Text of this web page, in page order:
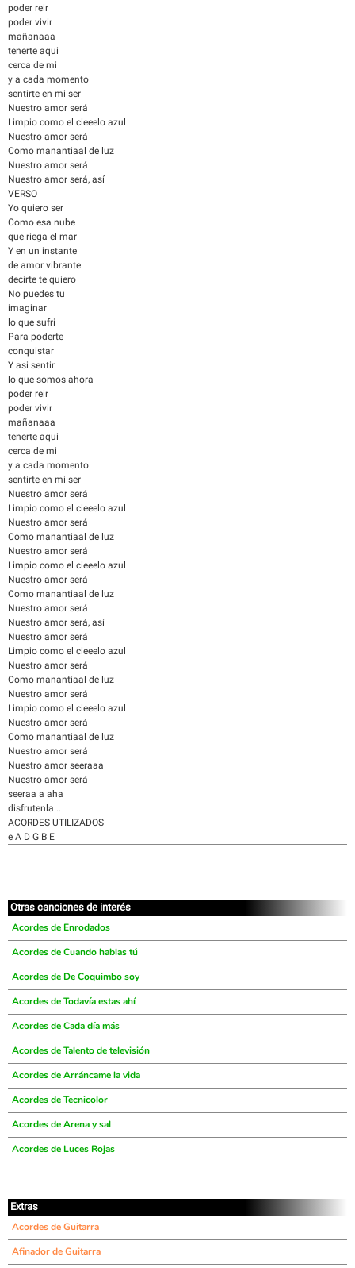
poder reir
poder vivir
mañanaaa
tenerte aqui
cerca de mi
y a cada momento
sentirte en mi ser
Nuestro amor será
Limpio como el cieeelo azul
Nuestro amor será
Como manantiaal de luz
Nuestro amor será
Nuestro amor será, así
VERSO
Yo quiero ser
Como esa nube
que riega el mar
Y en un instante
de amor vibrante
decirte te quiero
No puedes tu
imaginar
lo que sufri
Para poderte
conquistar
Y asi sentir
lo que somos ahora
poder reir
poder vivir
mañanaaa
tenerte aqui
cerca de mi
y a cada momento
sentirte en mi ser
Nuestro amor será
Limpio como el cieeelo azul
Nuestro amor será
Como manantiaal de luz
Nuestro amor será
Limpio como el cieeelo azul
Nuestro amor será
Como manantiaal de luz
Nuestro amor será
Nuestro amor será, así
Nuestro amor será
Limpio como el cieeelo azul
Nuestro amor será
Como manantiaal de luz
Nuestro amor será
Limpio como el cieeelo azul
Nuestro amor será
Como manantiaal de luz
Nuestro amor será
Nuestro amor seeraaa
Nuestro amor será
seeraa a aha
disfrutenla...
ACORDES UTILIZADOS
e A D G B E
Otras canciones de interés
Acordes de Enrodados
Acordes de Cuando hablas tú
Acordes de De Coquimbo soy
Acordes de Todavía estas ahí
Acordes de Cada día más
Acordes de Talento de televisión
Acordes de Arráncame la vida
Acordes de Tecnicolor
Acordes de Arena y sal
Acordes de Luces Rojas
Extras
Acordes de Guitarra
Afinador de Guitarra